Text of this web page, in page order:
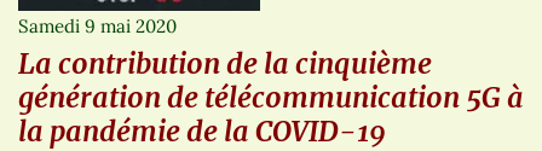
Samedi 9 mai 2020
La contribution de la cinquième
génération de télécommunication 5G à
la pandémie de la COVID-19